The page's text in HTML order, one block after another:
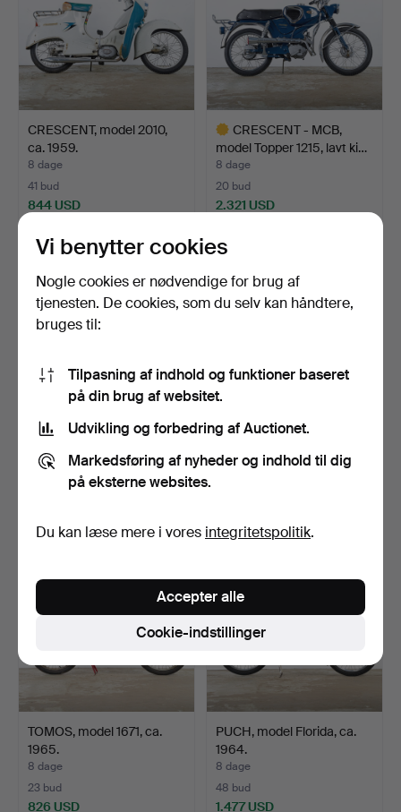
CRESCENT, model 2010,
ca. 1959.
8 dage
41 bud
844 USD
CRESCENT - MCB,
model Topper 1215, lavt ki…
8 dage
20 bud
2.321 USD
genstand
PUCH, model Nevada 1474,
8 dage
ZÜNDAPP, KS50 Sport,
8 dage
TOMOS, model 1671, ca.
1965.
8 dage
23 bud
826 USD
PUCH, model Florida, ca.
1964.
8 dage
48 bud
1.477 USD
Vi benytter cookies
Nogle cookies er nødvendige for brug af
tjenesten. De cookies, som du selv kan håndtere,
bruges til:
Tilpasning af indhold og funktioner baseret
på din brug af websitet.
Udvikling og forbedring af Auctionet.
Markedsføring af nyheder og indhold til dig
på eksterne websites.
Du kan læse mere i vores integritetspolitik.
Cookie-indstillinger
Accepter alle